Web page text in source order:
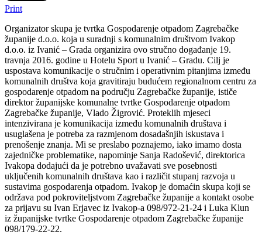
Print
Organizator skupa je tvrtka Gospodarenje otpadom Zagrebačke
županije d.o.o. koja u suradnji s komunalnim društvom Ivakop
d.o.o. iz Ivanić – Grada organizira ovo stručno događanje 19.
travnja 2016. godine u Hotelu Sport u Ivanić – Gradu. Cilj je
uspostava komunikacije o stručnim i operativnim pitanjima između
komunalnih društva koja gravitiraju budućem regionalnom centru za
gospodarenje otpadom na području Zagrebačke županije, ističe
direktor županijske komunalne tvrtke Gospodarenje otpadom
Zagrebačke županije, Vlado Žigrović. Proteklih mjeseci
intenzivirana je komunikacija između komunalnih društava i
usuglašena je potreba za razmjenom dosadašnjih iskustava i
prenošenje znanja. Mi se preslabo poznajemo, iako imamo dosta
zajedničke problematike, napominje Sanja Radošević, direktorica
Ivakopa dodajući da je potrebno uvažavati sve posebnosti
uključenih komunalnih društava kao i različit stupanj razvoja u
sustavima gospodarenja otpadom. Ivakop je domaćin skupa koji se
održava pod pokroviteljstvom Zagrebačke županije a kontakt osobe
za prijavu su Ivan Erjavec iz Ivakop-a 098/972-21-24 i Luka Klun
iz županijske tvrtke Gospodarenje otpadom Zagrebačke županije
098/179-22-22.